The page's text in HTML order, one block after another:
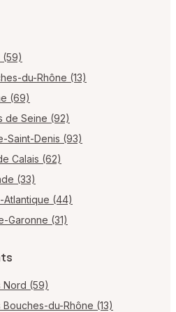
(59)
du-Rhône (13)
(69)
de Seine (92)
Saint-Denis (93)
Calais (62)
(33)
Atlantique (44)
Garonne (31)
Nord (59)
du-Rhône (13)